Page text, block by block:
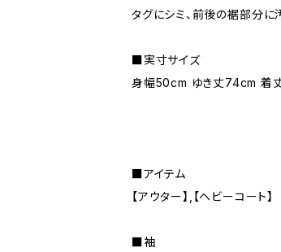
タグにシミ、前後の裾部分に
■実寸サイズ
身幅50cm ゆき丈74cm 着
■アイテム
【アウター】,【ヘビーコート】
■袖